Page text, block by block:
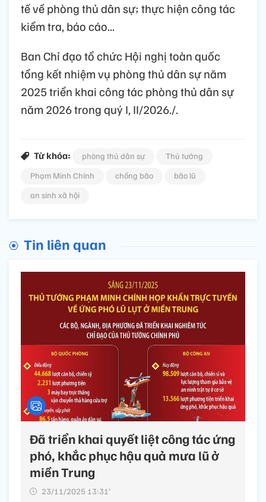
tế về phòng thủ dân sự; thực hiện công tác
kiểm tra, báo cáo...
Ban Chỉ đạo tổ chức Hội nghị toàn quốc
tổng kết nhiệm vụ phòng thủ dân sự năm
2025 triển khai công tác phòng thủ dân sự
năm 2026 trong quý I, II/2026./.
Từ khóa: phòng thủ dân sự
Thủ tướng
Phạm Minh Chính
chống bão
bão lũ
an sinh xã hội
Tin liên quan
Đã triển khai quyết liệt công tác ứng
phó, khắc phục hậu quả mưa lũ ở
miền Trung
23/11/2025 13:31’